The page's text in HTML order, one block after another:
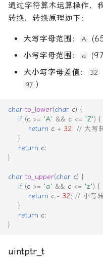
通过字符算术运算操作，
转换，转换原理如下：
大写字母范围： A
小写字母范围： a
大小写字母差值： 32
97 ）
char to_lower(char c) {
if (c >= 'A' && c <= 'Z') {
return c + 32; // 大写
}
return c;
}
char to_upper(char c) {
if (c >= 'a' && c <= 'z') {
return c - 32; // 小写
}
return c;
}
uintptr_t